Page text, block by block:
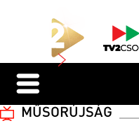
MŰSORÚJSÁG